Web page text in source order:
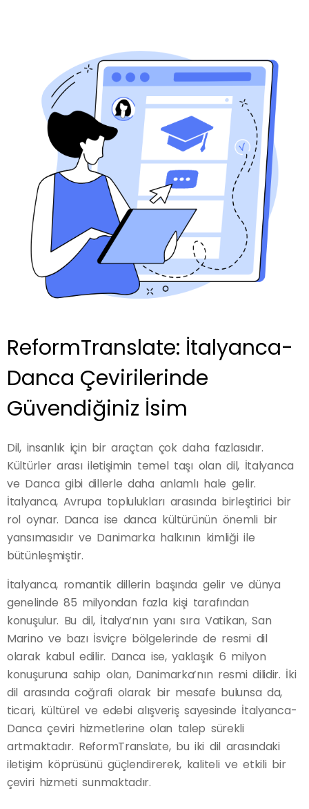
ReformTranslate: İtalyanca-
Danca Çevirilerinde
Güvendiğiniz İsim
Dil, insanlık için bir araçtan çok daha fazlasıdır.
Kültürler arası iletişimin temel taşı olan dil, İtalyanca
ve Danca gibi dillerle daha anlamlı hale gelir.
İtalyanca, Avrupa toplulukları arasında birleştirici bir
rol oynar. Danca ise danca kültürünün önemli bir
yansımasıdır ve Danimarka halkının kimliği ile
bütünleşmiştir.
İtalyanca, romantik dillerin başında gelir ve dünya
genelinde 85 milyondan fazla kişi tarafından
konuşulur. Bu dil, İtalya’nın yanı sıra Vatikan, San
Marino ve bazı İsviçre bölgelerinde de resmi dil
olarak kabul edilir. Danca ise, yaklaşık 6 milyon
konuşuruna sahip olan, Danimarka’nın resmi dilidir. İki
dil arasında coğrafi olarak bir mesafe bulunsa da,
ticari, kültürel ve edebi alışveriş sayesinde İtalyanca-
Danca çeviri hizmetlerine olan talep sürekli
artmaktadır. ReformTranslate, bu iki dil arasındaki
iletişim köprüsünü güçlendirerek, kaliteli ve etkili bir
çeviri hizmeti sunmaktadır.